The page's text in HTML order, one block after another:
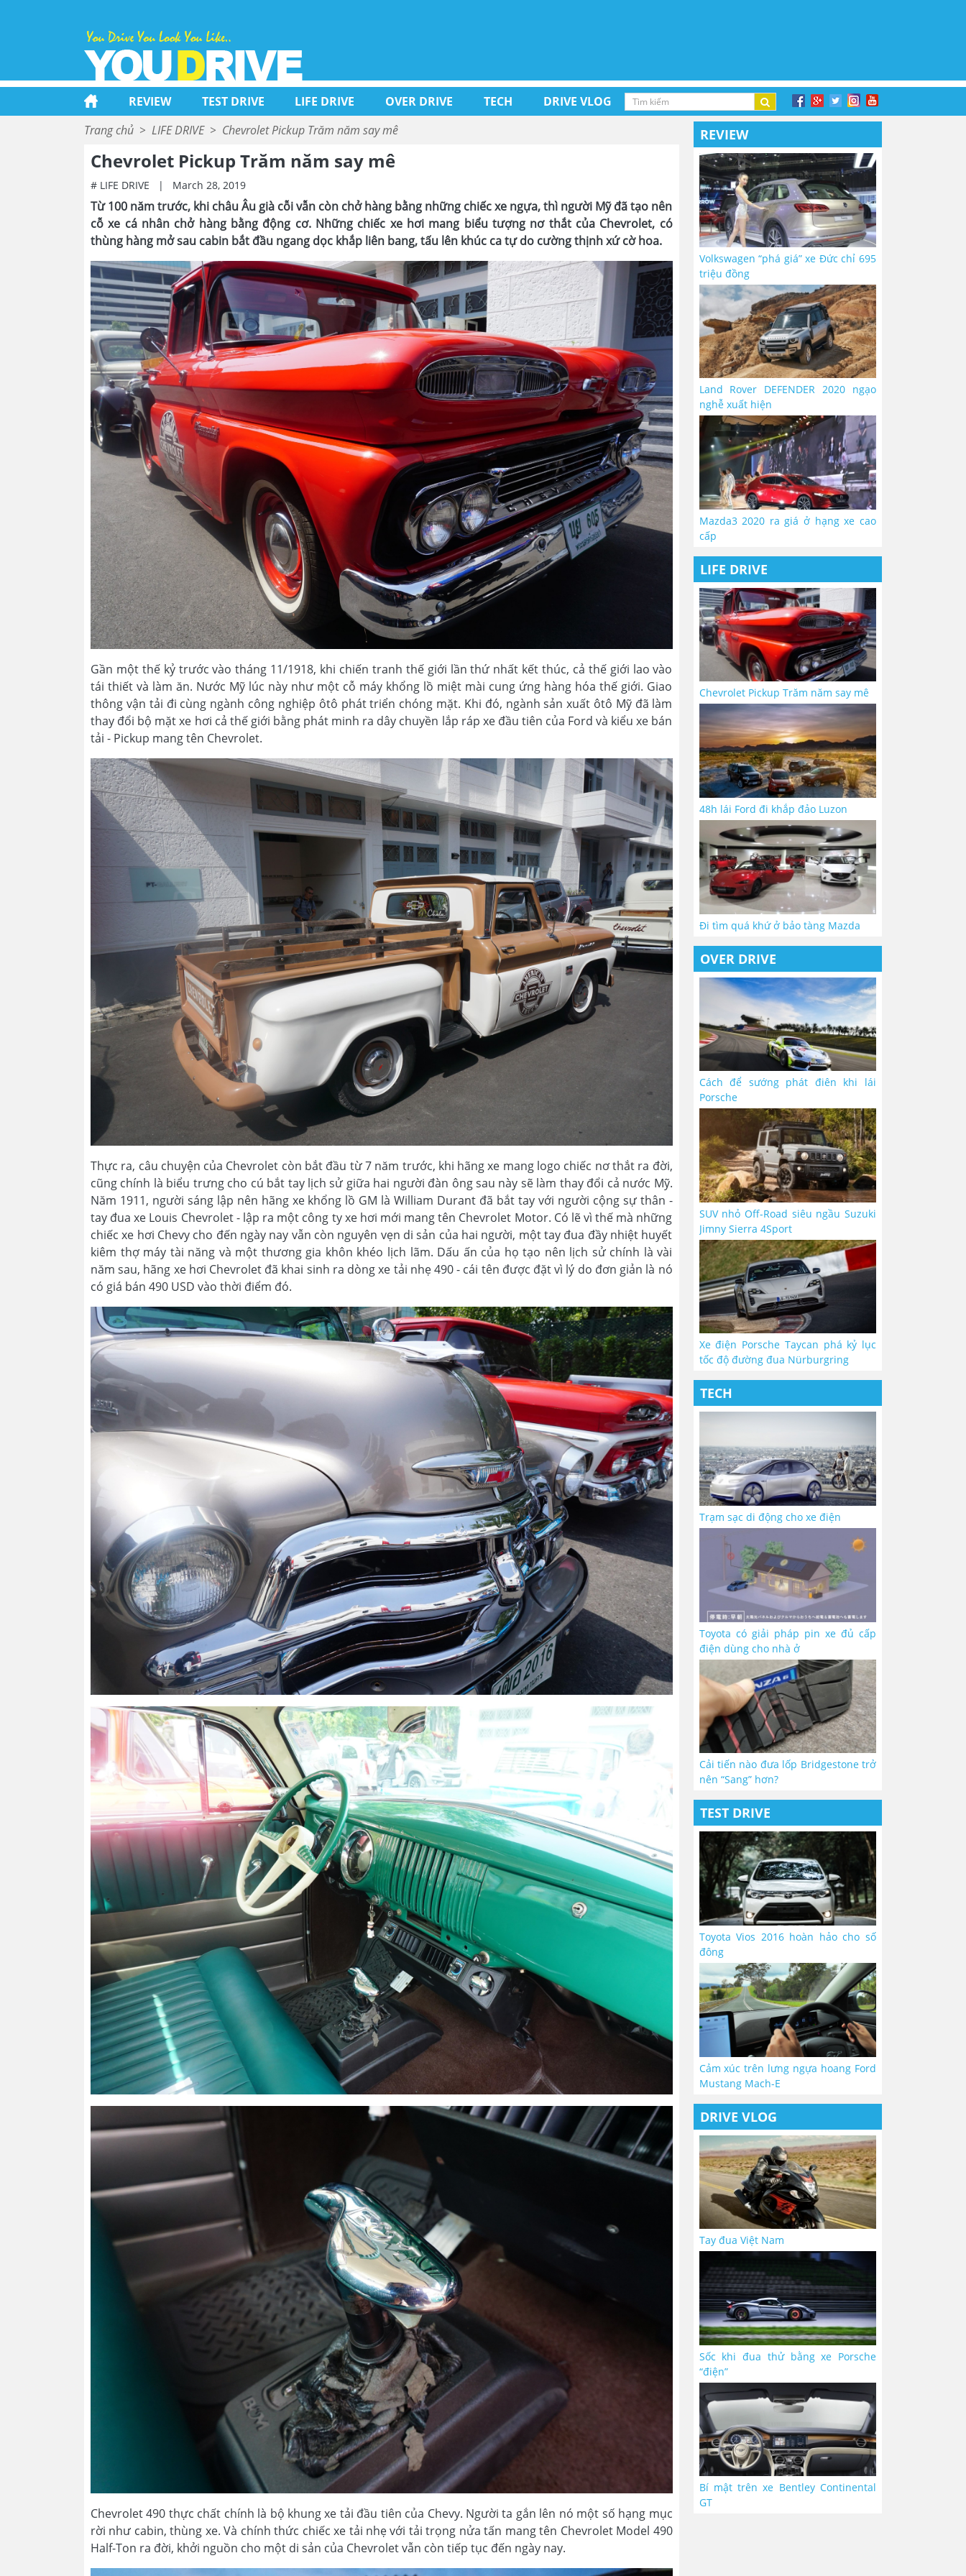
REVIEW TEST DRIVE LIFE DRIVE OVER DRIVE TECH
DRIVE VLOG
Trang chủ > LIFE DRIVE > Chevrolet Pickup Trăm năm say mê
Chevrolet Pickup Trăm năm say mê
# LIFE DRIVE | March 28, 2019
Từ 100 năm trước, khi châu Âu già cỗi vẫn còn chở hàng bằng những chiếc xe ngựa, thì người Mỹ đã tạo nên
cỗ xe cá nhân chở hàng bằng động cơ. Những chiếc xe hơi mang biểu tượng nơ thắt của Chevrolet, có
thùng hàng mở sau cabin bắt đầu ngang dọc khắp liên bang, tấu lên khúc ca tự do cường thịnh xứ cờ hoa.
Gần một thế kỷ trước vào tháng 11/1918, khi chiến tranh thế giới lần thứ nhất kết thúc, cả thế giới lao vào
tái thiết và làm ăn. Nước Mỹ lúc này như một cỗ máy khổng lồ miệt mài cung ứng hàng hóa thế giới. Giao
thông vận tải đi cùng ngành công nghiệp ôtô phát triển chóng mặt. Khi đó, ngành sản xuất ôtô Mỹ đã làm
thay đổi bộ mặt xe hơi cả thế giới bằng phát minh ra dây chuyền lắp ráp xe đầu tiên của Ford và kiểu xe bán
tải - Pickup mang tên Chevrolet.
Thực ra, câu chuyện của Chevrolet còn bắt đầu từ 7 năm trước, khi hãng xe mang logo chiếc nơ thắt ra đời,
cũng chính là biểu trưng cho cú bắt tay lịch sử giữa hai người đàn ông sau này sẽ làm thay đổi cả nước Mỹ.
Năm 1911, người sáng lập nên hãng xe khổng lồ GM là William Durant đã bắt tay với người cộng sự thân -
tay đua xe Louis Chevrolet - lập ra một công ty xe hơi mới mang tên Chevrolet Motor. Có lẽ vì thế mà những
chiếc xe hơi Chevy cho đến ngày nay vẫn còn nguyên vẹn di sản của hai người, một tay đua đầy nhiệt huyết
kiêm thợ máy tài năng và một thương gia khôn khéo lịch lãm. Dấu ấn của họ tạo nên lịch sử chính là vài
năm sau, hãng xe hơi Chevrolet đã khai sinh ra dòng xe tải nhẹ 490 - cái tên được đặt vì lý do đơn giản là nó
có giá bán 490 USD vào thời điểm đó.
Chevrolet 490 thực chất chính là bộ khung xe tải đầu tiên của Chevy. Người ta gắn lên nó một số hạng mục
rời như cabin, thùng xe. Và chính thức chiếc xe tải nhẹ với tải trọng nửa tấn mang tên Chevrolet Model 490
Half-Ton ra đời, khởi nguồn cho một di sản của Chevrolet vẫn còn tiếp tục đến ngày nay.
REVIEW
Volkswagen “phá giá” xe Đức chỉ 695
triệu đồng
Land Rover DEFENDER 2020 ngạo
nghễ xuất hiện
Mazda3 2020 ra giá ở hạng xe cao
cấp
LIFE DRIVE
Chevrolet Pickup Trăm năm say mê
48h lái Ford đi khắp đảo Luzon
Đi tìm quá khứ ở bảo tàng Mazda
OVER DRIVE
Cách để sướng phát điên khi lái
Porsche
SUV nhỏ Off-Road siêu ngầu Suzuki
Jimny Sierra 4Sport
Xe điện Porsche Taycan phá kỷ lục
tốc độ đường đua Nürburgring
TECH
Trạm sạc di động cho xe điện
Toyota có giải pháp pin xe đủ cấp
điện dùng cho nhà ở
Cải tiến nào đưa lốp Bridgestone trở
nên “Sang” hơn?
TEST DRIVE
Toyota Vios 2016 hoàn hảo cho số
đông
Cảm xúc trên lưng ngựa hoang Ford
Mustang Mach-E
DRIVE VLOG
Tay đua Việt Nam
Sốc khi đua thử bằng xe Porsche
“điện”
Bí mật trên xe Bentley Continental
GT